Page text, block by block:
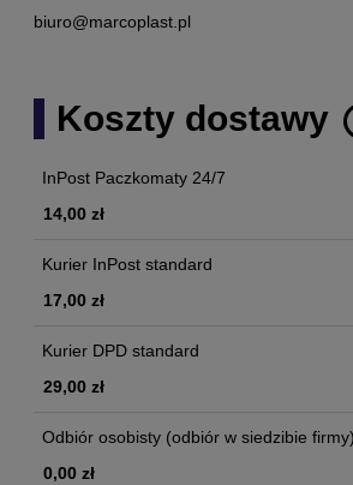
biuro@marcoplast.pl
Koszty dostawy
Cena nie zawiera ewentualnych kosztów
InPost Paczkomaty 24/7
14,00 zł
Kurier InPost standard
17,00 zł
Kurier DPD standard
29,00 zł
Odbiór osobisty (odbiór w siedzibie firmy)
0,00 zł